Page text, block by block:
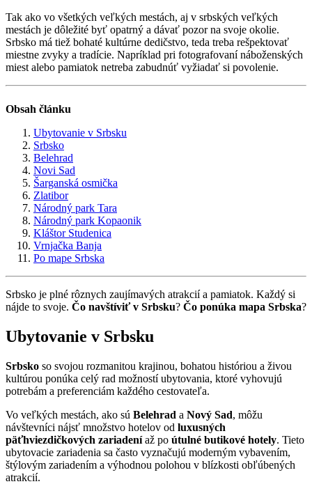
Tak ako vo všetkých veľkých mestách, aj v srbských veľkých
mestách je dôležité byť opatrný a dávať pozor na svoje okolie.
Srbsko má tiež bohaté kultúrne dedičstvo, teda treba rešpektovať
miestne zvyky a tradície. Napríklad pri fotografovaní náboženských
miest alebo pamiatok netreba zabudnúť vyžiadať si povolenie.
Obsah článku
Ubytovanie v Srbsku
Srbsko
Belehrad
Novi Sad
Šarganská osmička
Zlatibor
Národný park Tara
Národný park Kopaonik
Kláštor Studenica
Vrnjačka Banja
Po mape Srbska
Srbsko je plné rôznych zaujímavých atrakcií a pamiatok. Každý si
nájde to svoje. Čo navštíviť v Srbsku? Čo ponúka mapa Srbska?
Ubytovanie v Srbsku
Srbsko so svojou rozmanitou krajinou, bohatou históriou a živou
kultúrou ponúka celý rad možností ubytovania, ktoré vyhovujú
potrebám a preferenciám každého cestovateľa.
Vo veľkých mestách, ako sú Belehrad a Nový Sad, môžu
návštevníci nájsť množstvo hotelov od luxusných
päťhviezdičkových zariadeníaž po útulné butikové hotely. Tieto
ubytovacie zariadenia sa často vyznačujú moderným vybavením,
štýlovým zariadením a výhodnou polohou v blízkosti obľúbených
atrakcií.